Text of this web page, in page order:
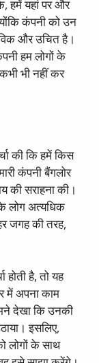
हमें यहां पर और
कंपनी को उन
और उचित है।
हम लोगों के
भी नहीं कर
की कि हमें किस
कंपनी बैंगलोर
की सराहना की।
लोग अत्यधिक
जगह की तरह,
है, तो यह
में अपना काम
देखा कि उनकी
इसलिए,
लोगों के साथ